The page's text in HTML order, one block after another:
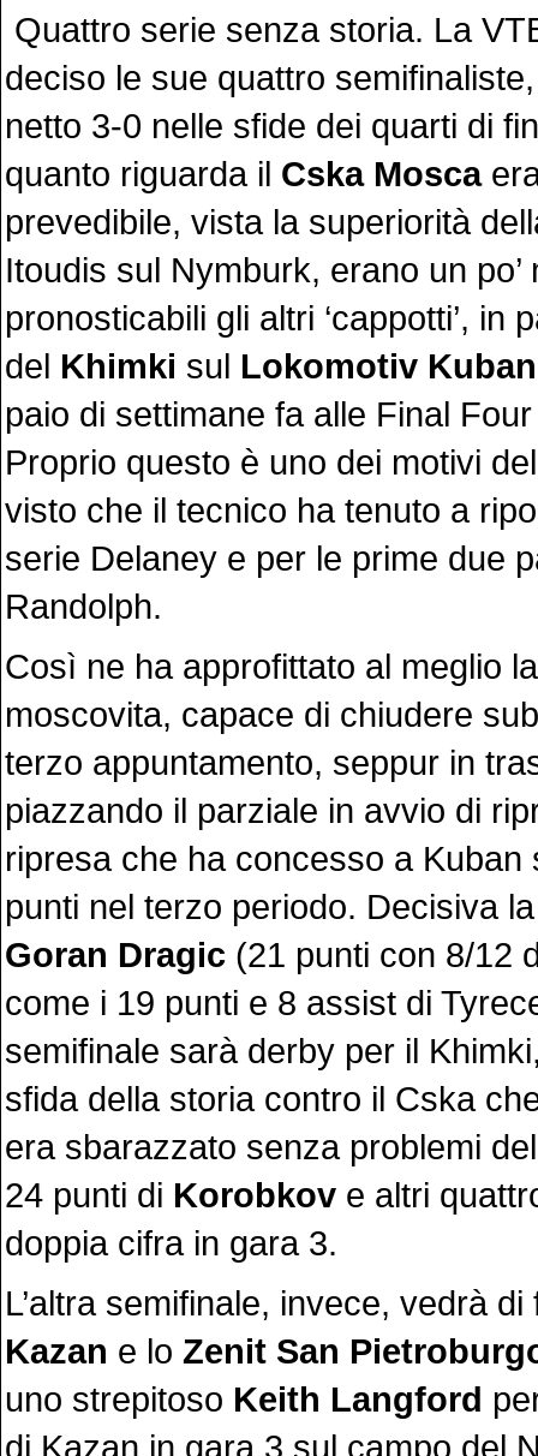
Quattro serie senza storia. La
deciso le sue quattro
netto 3-0 nelle sfide dei quarti di
quanto riguarda il Cska Mosca
prevedibile, vista la superiorità
Itoudis sul Nymburk, erano un po’
pronosticabili gli altri ‘cappotti’, in
del Khimki sul Lokomotiv Kuban
paio di settimane fa alle Final
Proprio questo è uno dei motivi
visto che il tecnico ha tenuto a
serie Delaney e per le prime due
Randolph.
Così ne ha approfittato al meglio
moscovita, capace di chiudere
terzo appuntamento, seppur in
piazzando il parziale in avvio di
ripresa che ha concesso a Kuban
punti nel terzo periodo. Decisiva
Goran Dragic (21 punti con 8/12
come i 19 punti e 8 assist di
semifinale sarà derby per il
sfida della storia contro il Cska
era sbarazzato senza problemi
24 punti di Korobkov e altri
doppia cifra in gara 3.
L’altra semifinale, invece, vedrà di
Kazan e lo Zenit San
uno strepitoso Keith Langford
di Kazan in gara 3 sul campo del